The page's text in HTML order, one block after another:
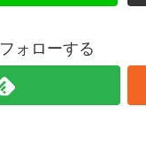
ォローする